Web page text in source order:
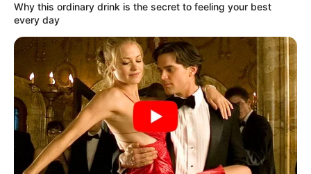
Why this ordinary drink is the secret to feeling your best
every day